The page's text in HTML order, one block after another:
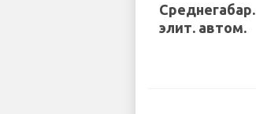
Среднегабар.
элит. автом.